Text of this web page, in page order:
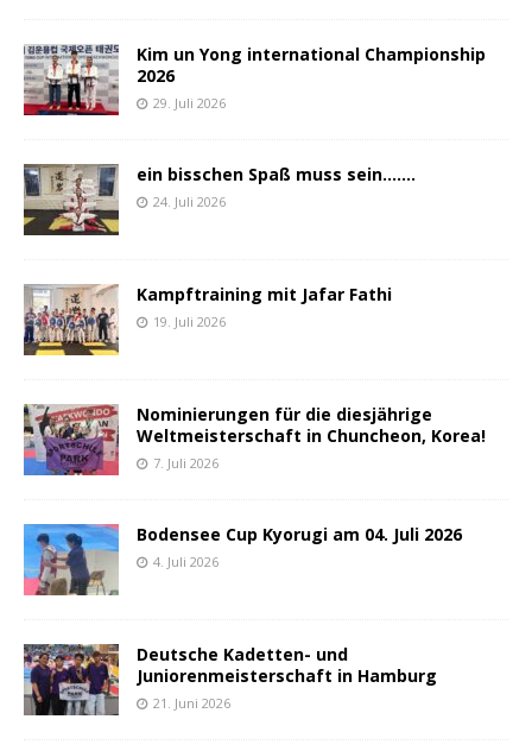
Kim un Yong international Championship
2026
29. Juli 2026
ein bisschen Spaß muss sein…….
24. Juli 2026
Kampftraining mit Jafar Fathi
19. Juli 2026
Nominierungen für die diesjährige
Weltmeisterschaft in Chuncheon, Korea!
7. Juli 2026
Bodensee Cup Kyorugi am 04. Juli 2026
4. Juli 2026
Deutsche Kadetten- und
Juniorenmeisterschaft in Hamburg
21. Juni 2026